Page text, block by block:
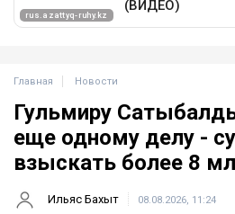
Главная Новости
Гульмиру
еще одному делу -
взыскать более 8
Ильяс Бахыт 08.08.2026, 11:24